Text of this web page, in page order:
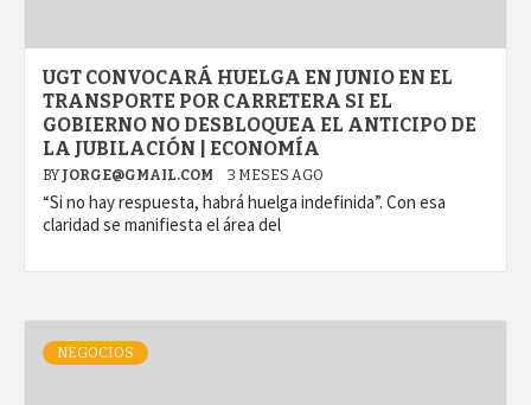
UGT CONVOCARÁ HUELGA EN JUNIO EN EL
TRANSPORTE POR CARRETERA SI EL
GOBIERNO NO DESBLOQUEA EL ANTICIPO DE
LA JUBILACIÓN | ECONOMÍA
BY JORGE@GMAIL.COM 3 MESES AGO
“Si no hay respuesta, habrá huelga indefinida”. Con esa
claridad se manifiesta el área del
NEGOCIOS